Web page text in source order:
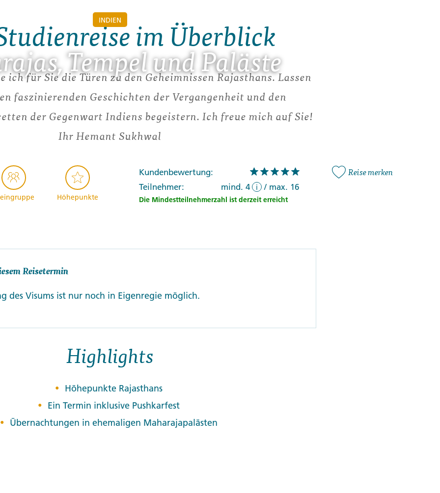
INDIEN
Tempel und Paläste
im Überblick
für Sie die Türen zu den Geheimnissen Rajasthans. Lassen
faszinierenden Geschichten der Vergangenheit und den
der Gegenwart Indiens begeistern. Ich freue mich auf Sie!
Ihr Hemant Sukhwal
Höhepunkte
Kundenbewertung:
Teilnehmer:
mind. 4 i / max. 16
Die Mindestteilnehmerzahl ist derzeit erreicht
Reise merken
Reisetermin
des Visums ist nur noch in Eigenregie möglich.
Highlights
Höhepunkte Rajasthans
Ein Termin inklusive Pushkarfest
Übernachtungen in ehemaligen Maharajapalästen